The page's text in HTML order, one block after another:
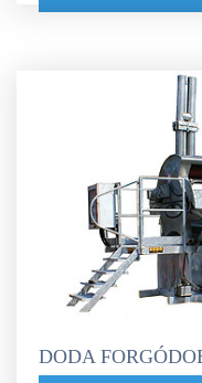
DODA